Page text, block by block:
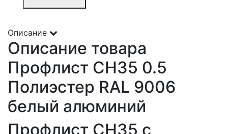
Описание
Описание товара
Профлист СН35 0.5
Полиэстер RAL 9006
белый алюминий
Профлист СН35 с